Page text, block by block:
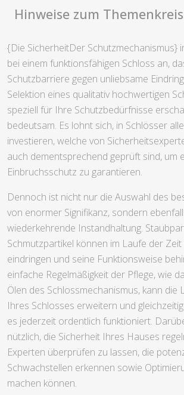
Hinweise zum
{Die SicherheitDer Schutzmechanismus}
bei einem funktionsfähigen Schloss an,
Schutzbarriere gegen unliebsame
Selektion eines qualitativ hochwertigen
speziell für Ihre Schutzbedürfnisse
bedeutsam. Es lohnt sich, in Schlösser
investieren, welche von
auch dementsprechend geprüft sind, um
Einbruchsschutz zu garantieren.
Dennoch ist nicht nur die Auswahl des
von enormer Signifikanz, sondern
wiederkehrende Instandhaltung.
Schmutzpartikel können im Laufe der
eindringen und seine Funktionsweise
einfache Regelmäßigkeit der Pflege, wie
Ölen des Schlossmechanismus, kann die
Ihres Schlosses erweitern und
es jederzeit ordentlich funktioniert.
nützlich, die Sicherheit Ihres Hauses
Experten überprüfen zu lassen, die
Schwachstellen erkennen sowie
machen können.